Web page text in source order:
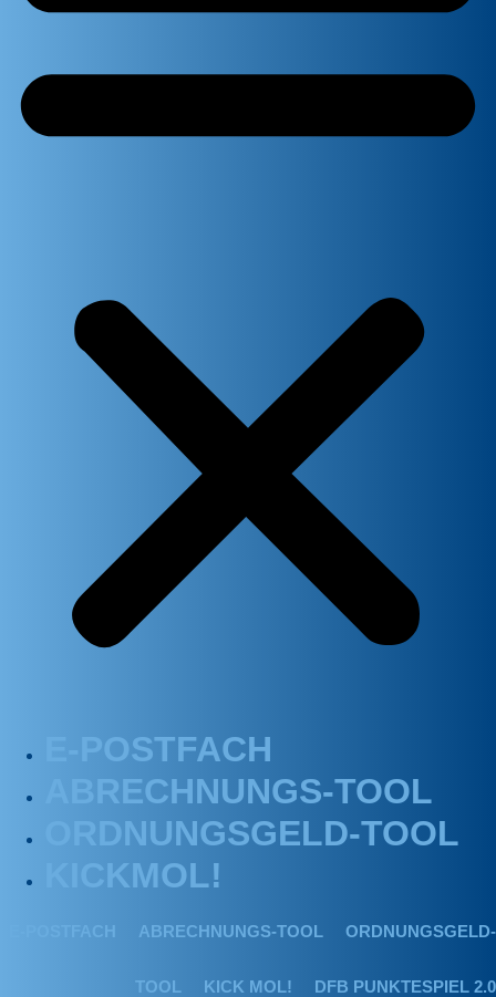
E-POSTFACH
ABRECHNUNGS-TOOL
ORDNUNGSGELD-TOOL
KICKMOL!
E-POSTFACH ABRECHNUNGS-TOOL ORDNUNGSGELD-
TOOL KICK MOL! DFB PUNKTESPIEL 2.0